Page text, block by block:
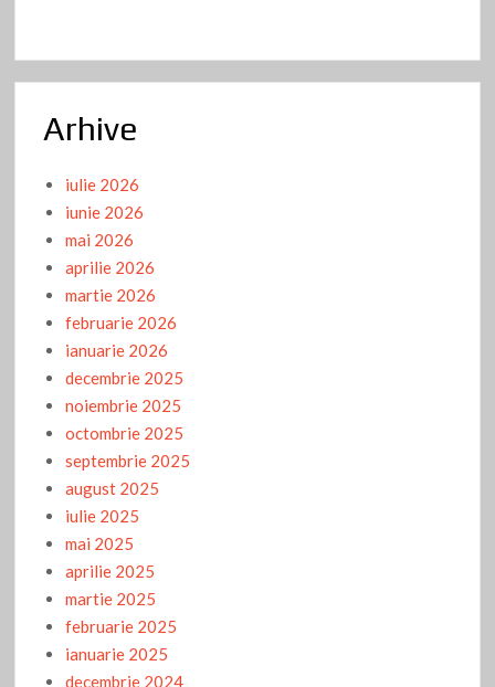
Arhive
iulie 2026
iunie 2026
mai 2026
aprilie 2026
martie 2026
februarie 2026
ianuarie 2026
decembrie 2025
noiembrie 2025
octombrie 2025
septembrie 2025
august 2025
iulie 2025
mai 2025
aprilie 2025
martie 2025
februarie 2025
ianuarie 2025
decembrie 2024